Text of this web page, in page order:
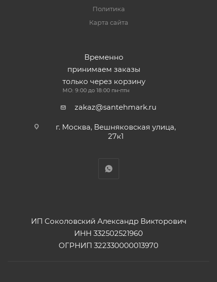
Политика
Карта сайта
Временно
принимаем заказы
только через корзину
МО: 9:00 до 18:00 пн-птн
zakaz@santehmark.ru
г. Москва, Вешняковская улица,
27к1
ИП Соколовский Александр Викторович
ИНН 332502521960
ОГРНИП 322330000013970